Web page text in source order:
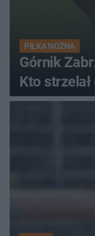
PIŁKA NOŻNA
Górnik
Kto strzelał